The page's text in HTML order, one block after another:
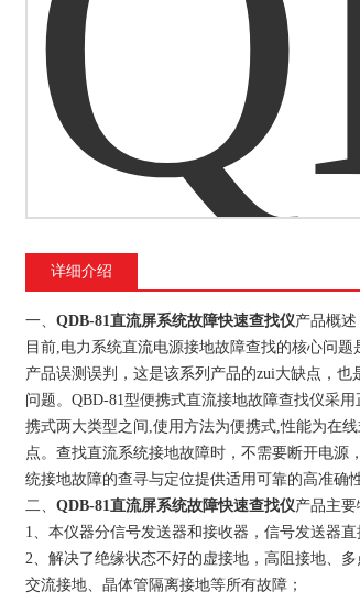
详细介绍
一、 QDB-81直流屏系统故障快速查找仪产品概述
目前,电力系统直流电源接地故障查找的核心问
产品误测误判，这是该系列产品的zui大缺点，
问题。QBD-81型便携式直流接地故障查找仪采
携式两大类型之间,使用方法为便携式,性能为在
点。查找直流系统接地故障时，不需要断开电源
统接地故障的查寻与定位提供适用可靠的高准确
二、 QDB-81直流屏系统故障快速查找仪产品主要
1、本仪器分信号发送器和接收器，信号发送器
2、解决了绝缘状态不好的虚接地，高阻接地、
交流接地、晶体管隔离接地等所有故障；